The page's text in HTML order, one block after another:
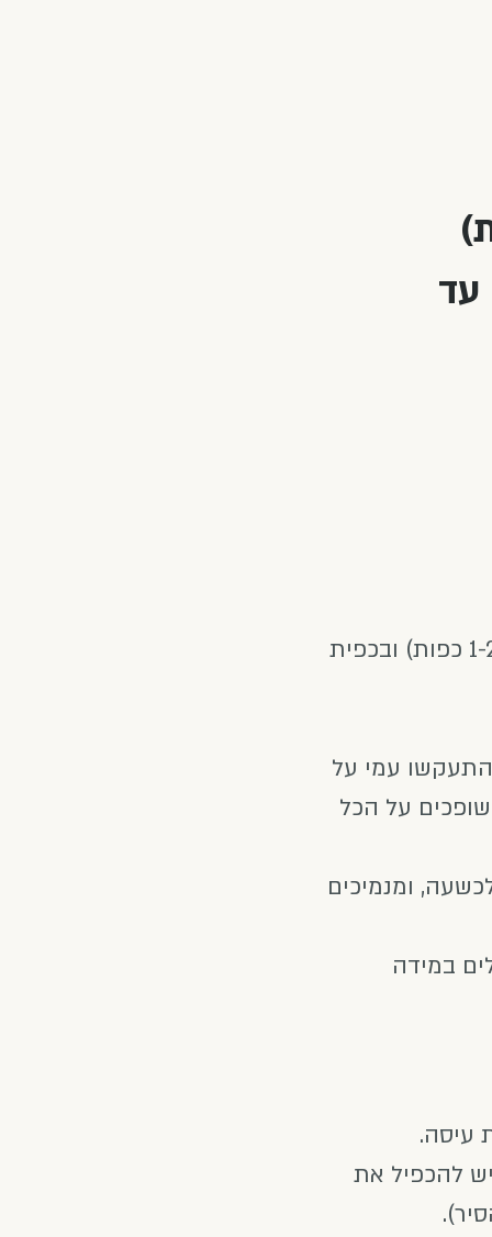
עד
בסיר החמין (מומלץ סיר כבד עם מכסה אטום) מזהיבים את הבשר במעט שמן (1-2 כפות) ובכפית
עמי על
על הכל
רותחים). מכניסים לתנור בחום 150 מעלות לכשעה, ומנמיכים
במידה
עיסה.
להכפיל את